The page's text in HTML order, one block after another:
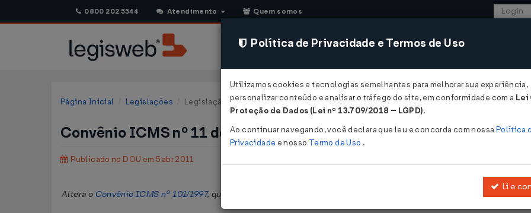
0800 202 5544 Atendimento Quem somos
CONSULTORIA SISTEMAS COMÉRCIO
Página Inicial Legislações Legislação Federal
Convênio ICMS nº 11 de 01/04/2011
Publicado no DOU em 5 abr 2011
Altera o Convênio ICMS nº 101/1997, que concede isenção do ICMS nas operações com equipamentos e
Política de Privacidade e Termos de Uso
Utilizamos cookies e tecnologias semelhantes para melhorar sua experiência,
personalizar conteúdo e analisar o tráfego do site, em conformidade com a Lei
Proteção de Dados (Lei nº 13.709/2018 – LGPD).
Ao continuar navegando, você declara que leu e concorda com nossa Política
Privacidade e nosso Termo de Uso .
Li e